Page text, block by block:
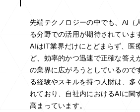
先端テクノロジーの中でも、AI（
る分野での活用が期待されていま
AIはIT業界だけにとどまらず、医
ど、効率的かつ迅速で正確な答え
の業界に広がろうとしているので
る経験やスキルを持つ人財は、多
れており、自社内におけるAIに関
高まっています。